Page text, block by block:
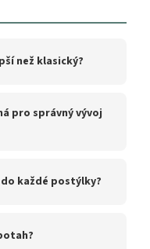
než klasický?
pro správný vývoj
do každé postýlky?